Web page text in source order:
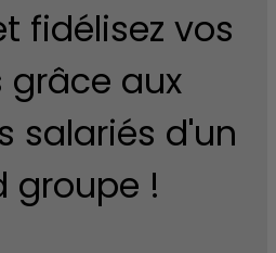
fidélisez vos
grâce aux
salariés d'un
groupe !